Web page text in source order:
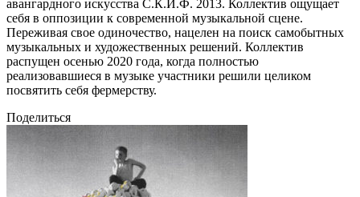
авангардного искусства С.К.И.Ф. 2013. Коллектив ощущает
себя в оппозиции к современной музыкальной cцене.
Переживая свое одиночество, нацелен на поиск самобытных
музыкальных и художественных решений. Коллектив
распущен осенью 2020 года, когда полностью
реализовавшиеся в музыке участники решили целиком
посвятить себя фермерству.
Поделиться